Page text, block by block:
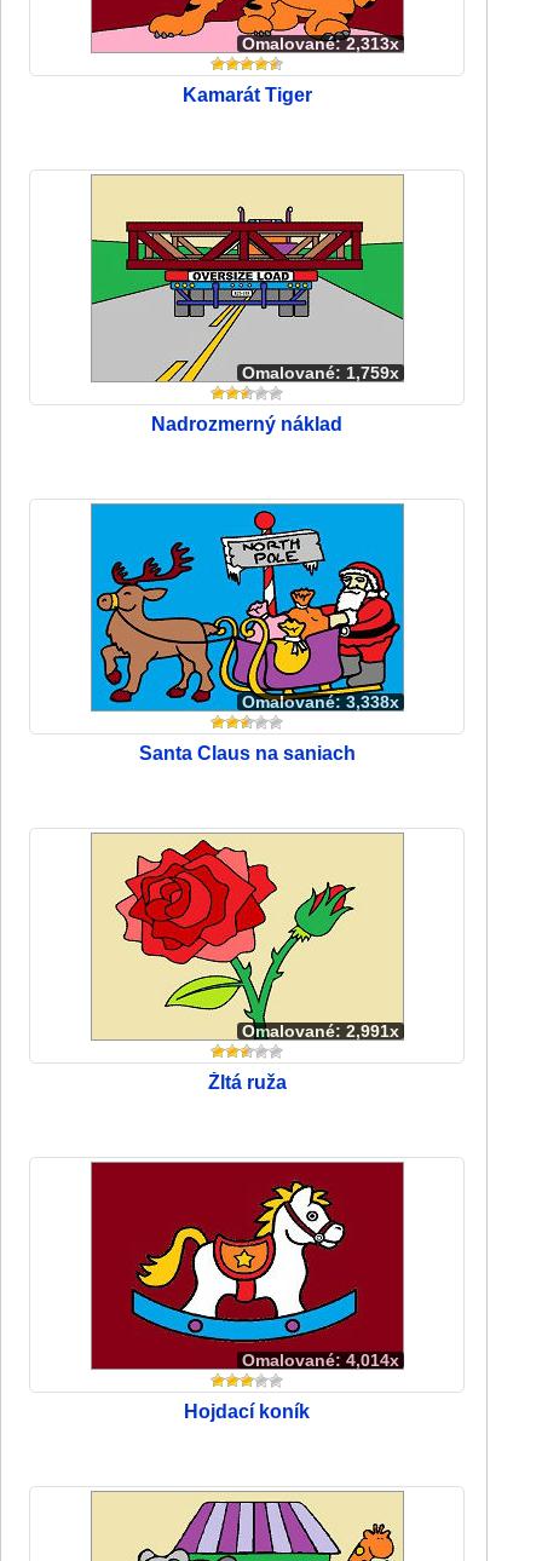
Omalované: 2,313x
Kamarát Tiger
Omalované: 1,759x
Nadrozmerný náklad
Omalované: 3,338x
Santa Claus na saniach
Omalované: 2,991x
Žltá ruža
Omalované: 4,014x
Hojdací koník